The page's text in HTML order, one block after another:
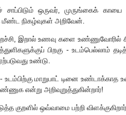
சாப்பிடும் ஒருவர், முருங்கைக்
மீண்ட நிகழ்வுகள் அறிவேன்.
இறால் உணவு களை உண்ணுவோரில்
பிறகு - உடம்பெல்லாம்
உண்டு.
மாறுபாட் டினை
என்று அறிவுறுத்துகின்றார்!
குறளில் ஒவ்வாமை பற்றி